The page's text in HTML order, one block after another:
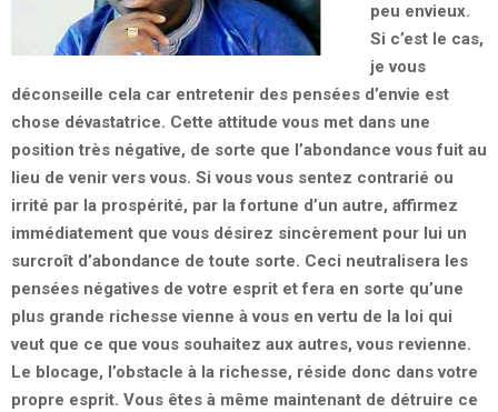
peu envieux.
Si c’est le cas,
je vous
déconseille cela car entretenir des pensées d’envie est
chose dévastatrice. Cette attitude vous met dans une
position très négative, de sorte que l’abondance vous fuit au
lieu de venir vers vous. Si vous vous sentez contrarié ou
irrité par la prospérité, par la fortune d’un autre, affirmez
immédiatement que vous désirez sincèrement pour lui un
surcroît d’abondance de toute sorte. Ceci neutralisera les
pensées négatives de votre esprit et fera en sorte qu’une
plus grande richesse vienne à vous en vertu de la loi qui
veut que ce que vous souhaitez aux autres, vous revienne.
Le blocage, l’obstacle à la richesse, réside donc dans votre
propre esprit. Vous êtes à même maintenant de détruire ce